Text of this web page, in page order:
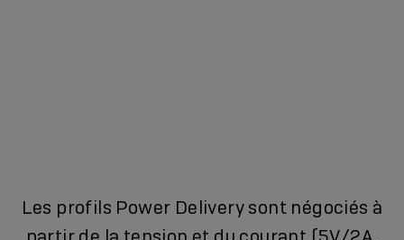
Les profils Power Delivery sont négociés à